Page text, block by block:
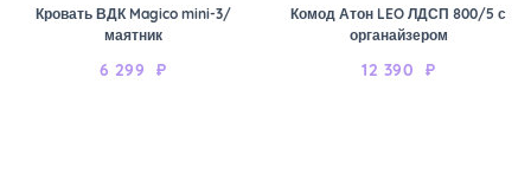
Кровать ВДК Magico mini-3/
маятник
6 299 ₽
Комод Атон LEO ЛДСП 800/5 с
органайзером
12 390 ₽